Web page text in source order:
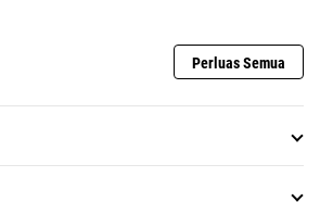
Perluas Semua